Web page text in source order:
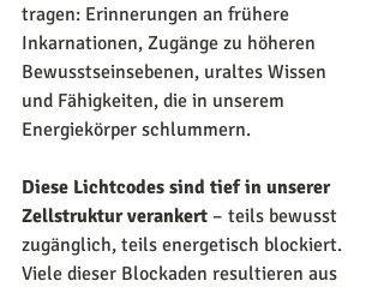
tragen: Erinnerungen an frühere
Inkarnationen, Zugänge zu höheren
Bewusstseinsebenen, uraltes Wissen
und Fähigkeiten, die in unserem
Energiekörper schlummern.
Diese Lichtcodes sind tief in unserer
Zellstruktur verankert – teils bewusst
zugänglich, teils energetisch blockiert.
Viele dieser Blockaden resultieren aus